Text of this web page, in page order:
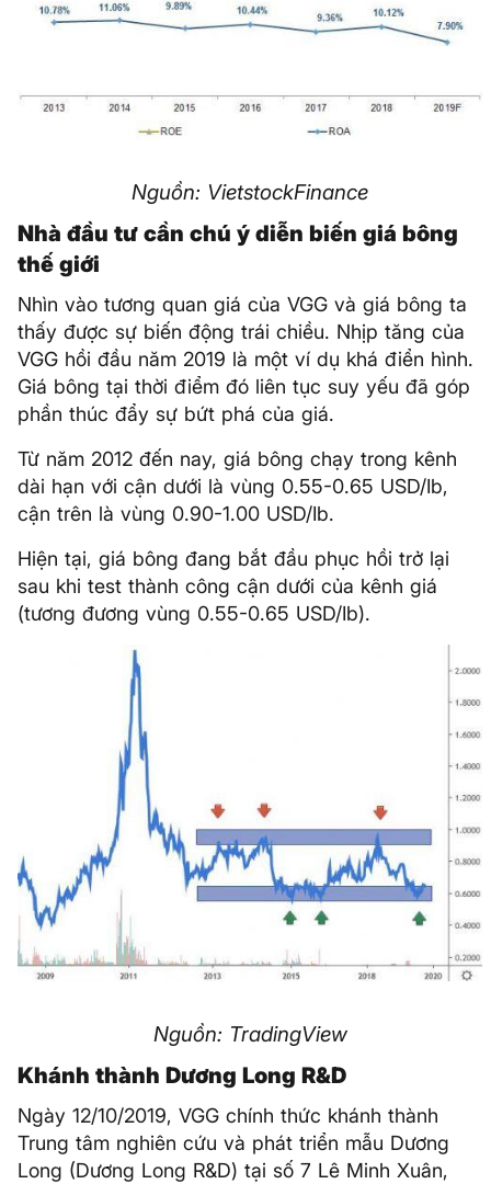
Nguồn: VietstockFinance
Nhà đầu tư cần chú ý diễn biến giá bông
thế giới
Nhìn vào tương quan giá của VGG và giá bông ta
thấy được sự biến động trái chiều. Nhịp tăng của
VGG hồi đầu năm 2019 là một ví dụ khá điển hình.
Giá bông tại thời điểm đó liên tục suy yếu đã góp
phần thúc đẩy sự bứt phá của giá.
Từ năm 2012 đến nay, giá bông chạy trong kênh
dài hạn với cận dưới là vùng 0.55-0.65 USD/Ib,
cận trên là vùng 0.90-1.00 USD/Ib.
Hiện tại, giá bông đang bắt đầu phục hồi trở lại
sau khi test thành công cận dưới của kênh giá
(tương đương vùng 0.55-0.65 USD/Ib).
Nguồn: TradingView
Khánh thành Dương Long R&D
Ngày 12/10/2019, VGG chính thức khánh thành
Trung tâm nghiên cứu và phát triển mẫu Dương
Long (Dương Long R&D) tại số 7 Lê Minh Xuân,